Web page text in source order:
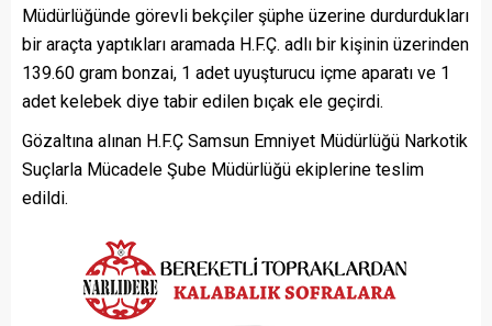
Müdürlüğünde görevli bekçiler şüphe üzerine durdurdukları
bir araçta yaptıkları aramada H.F.Ç. adlı bir kişinin üzerinden
139.60 gram bonzai, 1 adet uyuşturucu içme aparatı ve 1
adet kelebek diye tabir edilen bıçak ele geçirdi.
Gözaltına alınan H.F.Ç Samsun Emniyet Müdürlüğü Narkotik
Suçlarla Mücadele Şube Müdürlüğü ekiplerine teslim
edildi.